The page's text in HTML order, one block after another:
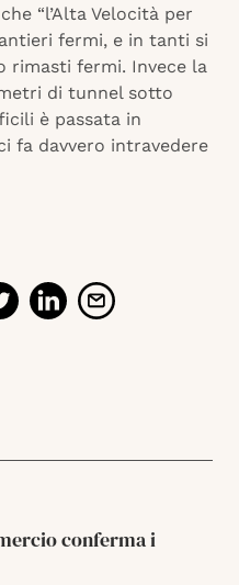
“l’Alta Velocità per
fermi, e in tanti si
rimasti fermi. Invece la
di tunnel sotto
è passata in
fa davvero intravedere
conferma i